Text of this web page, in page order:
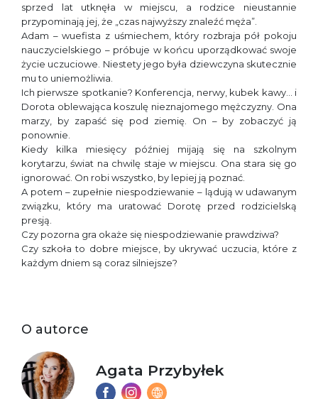
sprzed lat utknęła w miejscu, a rodzice nieustannie
przypominają jej, że „czas najwyższy znaleźć męża”.
Adam – wuefista z uśmiechem, który rozbraja pół pokoju
nauczycielskiego – próbuje w końcu uporządkować swoje
życie uczuciowe. Niestety jego była dziewczyna skutecznie
mu to uniemożliwia.
Ich pierwsze spotkanie? Konferencja, nerwy, kubek kawy… i
Dorota oblewająca koszulę nieznajomego mężczyzny. Ona
marzy, by zapaść się pod ziemię. On – by zobaczyć ją
ponownie.
Kiedy kilka miesięcy później mijają się na szkolnym
korytarzu, świat na chwilę staje w miejscu. Ona stara się go
ignorować. On robi wszystko, by lepiej ją poznać.
A potem – zupełnie niespodziewanie – lądują w udawanym
związku, który ma uratować Dorotę przed rodzicielską
presją.
Czy pozorna gra okaże się niespodziewanie prawdziwa?
Czy szkoła to dobre miejsce, by ukrywać uczucia, które z
każdym dniem są coraz silniejsze?
O autorce
Agata Przybyłek